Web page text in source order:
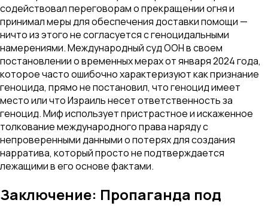
содействовал переговорам о прекращении огня и
принимал меры для обеспечения доставки помощи —
ничто из этого не согласуется с геноцидальными
намерениями. Международный суд ООН в своем
постановлении о временных мерах от января 2024 года,
которое часто ошибочно характеризуют как признание
геноцида, прямо не постановил, что геноцид имеет
место или что Израиль несет ответственность за
геноцид. Миф использует пристрастное и искаженное
толкование международного права наряду с
непроверенными данными о потерях для создания
нарратива, который просто не подтверждается
лежащими в его основе фактами.
Заключение: Пропаганда под